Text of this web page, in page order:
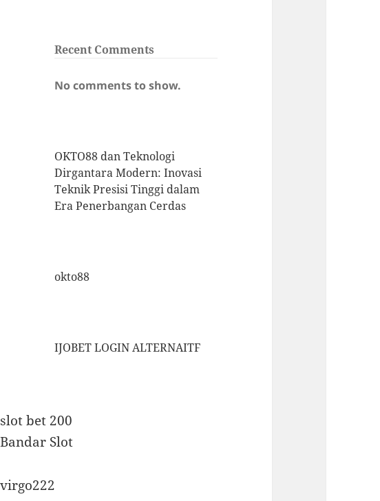
Recent Comments
No comments to show.
OKTO88 dan Teknologi
Dirgantara Modern: Inovasi
Teknik Presisi Tinggi dalam
Era Penerbangan Cerdas
okto88
IJOBET LOGIN ALTERNAITF
slot bet 200
Bandar Slot
virgo222